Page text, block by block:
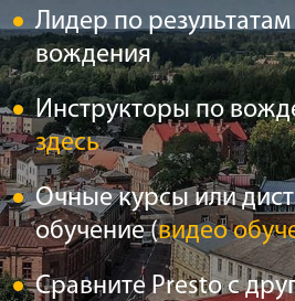
Лидер по
вождения
Инструкторы по
здесь
Очные курсы или
обучение (видео
Сравните Presto с